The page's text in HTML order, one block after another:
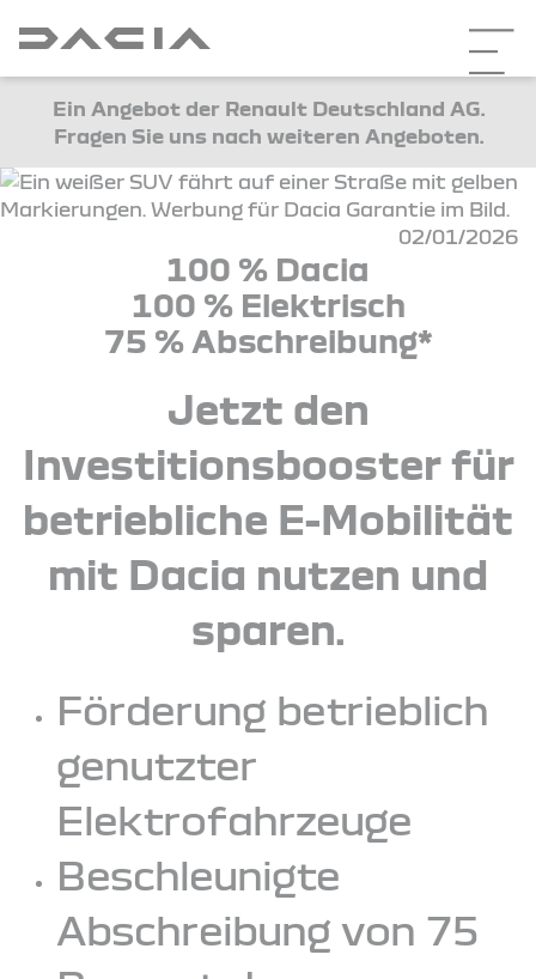
Ein Angebot der Renault Deutschland AG.
Fragen Sie uns nach weiteren Angeboten.
02/01/2026
100 % Dacia
100 % Elektrisch
75 % Abschreibung*
Jetzt den
Investitionsbooster für
betriebliche E-Mobilität
mit Dacia nutzen und
sparen.
Förderung betrieblich
genutzter
Elektrofahrzeuge
Beschleunigte
Abschreibung von 75